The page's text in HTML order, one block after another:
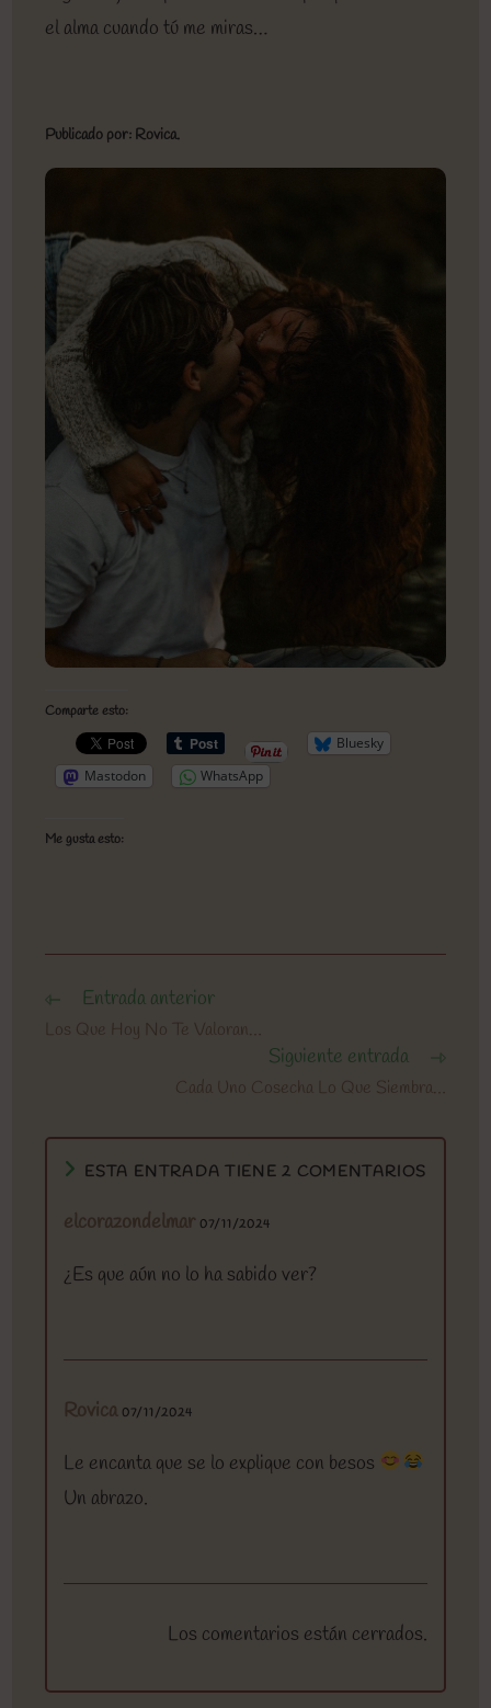
el alma cuando tú me miras…
Publicado por: Rovica.
Comparte esto:
Bluesky
Mastodon
WhatsApp
Me gusta esto:
Leer
artículos
Entrada anterior
Los Que Hoy No Te Valoran…
Siguiente entrada
Cada Uno Cosecha Lo Que Siembra…
ESTA ENTRADA TIENE 2 COMENTARIOS
elcorazondelmar 07/11/2024
¿Es que aún no lo ha sabido ver?
Rovica 07/11/2024
Le encanta que se lo explique con besos
Un abrazo.
Los comentarios están cerrados.